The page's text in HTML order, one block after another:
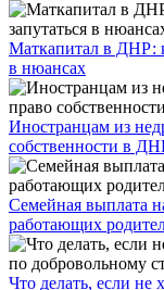
​Маткапитал в ДНР:
в нюансах
Иностранцам из
собственности в
Семейная выплата
работающих
Что делать, если не